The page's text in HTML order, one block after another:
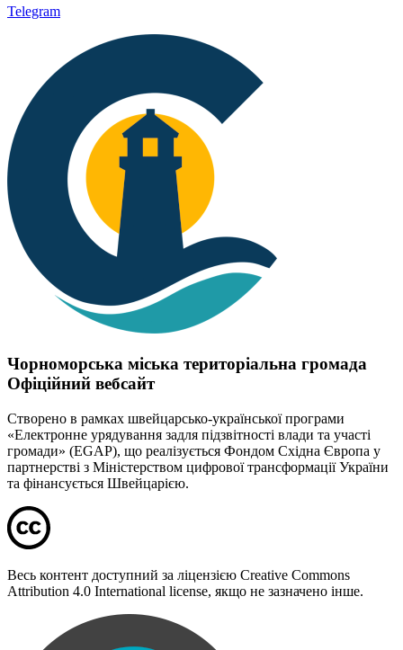
Telegram
Чорноморська міська територіальна громада
Офіційний вебсайт
Створено в рамках швейцарсько-української програми
«Електронне урядування задля підзвітності влади та участі
громади» (EGAP), що реалізується Фондом Східна Європа у
партнерстві з Міністерством цифрової трансформації України
та фінансується Швейцарією.
Весь контент доступний за ліцензією Creative Commons
Attribution 4.0 International license, якщо не зазначено інше.